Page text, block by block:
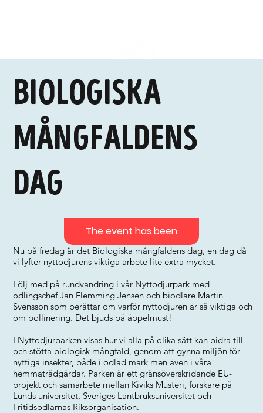
Biologiska
mångfaldens
dag
Nu på fredag är det Biologiska mångfaldens dag, en dag då
vi lyfter nyttodjurens viktiga arbete lite extra mycket.
Följ med på rundvandring i vår Nyttodjurpark med
odlingschef Jan Flemming Jensen och biodlare Martin
Svensson som berättar om varför nyttodjuren är så viktiga och
om pollinering. Det bjuds på äppelmust!
I Nyttodjurparken visas hur vi alla på olika sätt kan bidra till
och stötta biologisk mångfald, genom att gynna miljön för
nyttiga insekter, både i odlad mark men även i våra
hemmaträdgårdar. Parken är ett gränsöverskridande EU-
projekt och samarbete mellan Kiviks Musteri, forskare på
Lunds universitet, Sveriges Lantbruksuniversitet och
Fritidsodlarnas Riksorganisation.
The event has been